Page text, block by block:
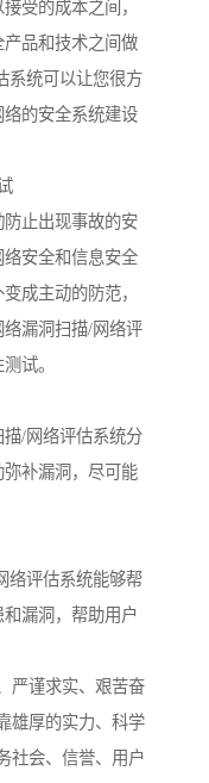
受的成本之间，
品和技术之间做
系统可以让您很方
的安全系统建设
止出现事故的安
安全和信息安全
成主动的防范，
漏洞扫描/网络评
试。
/网络评估系统分
补漏洞，尽可能
络评估系统能够帮
漏洞，帮助用户
严谨求实、艰苦奋
雄厚的实力、科学
社会、信誉、用户